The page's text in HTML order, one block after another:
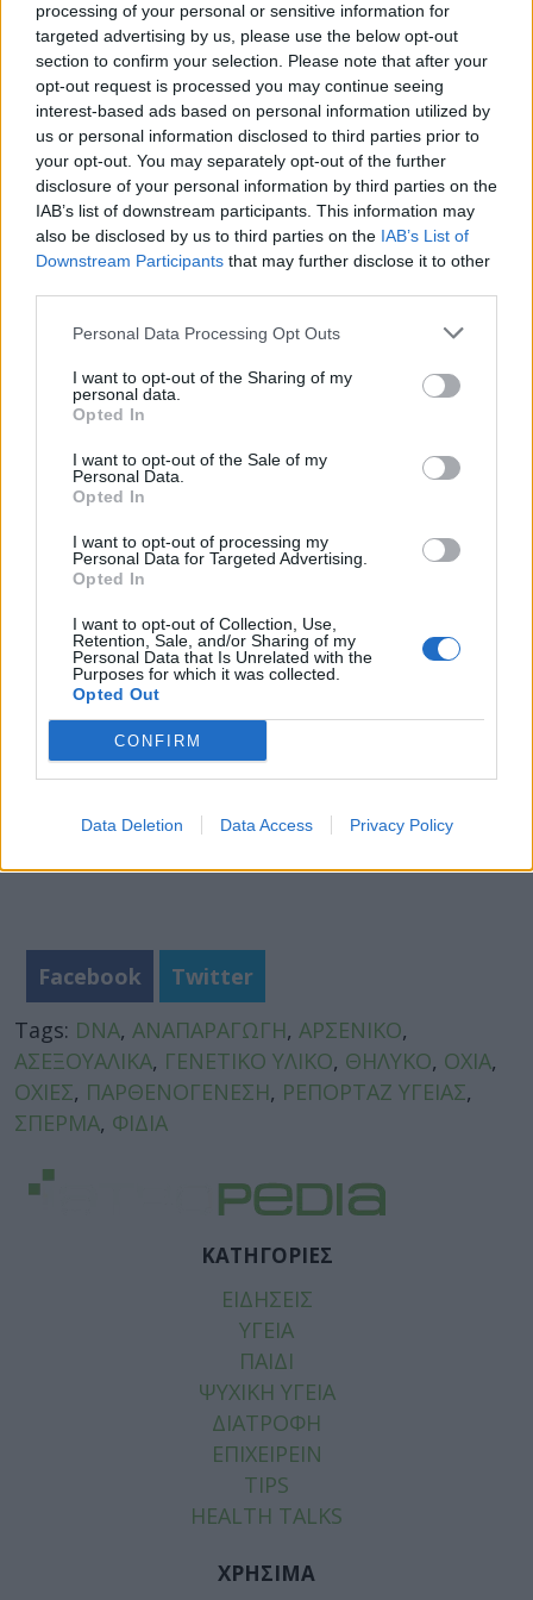
processing of your personal or sensitive information for
targeted advertising by us, please use the below opt-out
section to confirm your selection. Please note that after your
opt-out request is processed you may continue seeing
interest-based ads based on personal information utilized by
us or personal information disclosed to third parties prior to
your opt-out. You may separately opt-out of the further
disclosure of your personal information by third parties on the
IAB’s list of downstream participants. This information may
also be disclosed by us to third parties on the IAB’s List of
Downstream Participants that may further disclose it to other
Personal Data Processing Opt Outs
I want to opt-out of the Sharing of my
personal data.
Opted In
I want to opt-out of the Sale of my
Personal Data.
Opted In
I want to opt-out of processing my
Personal Data for Targeted Advertising.
Opted In
I want to opt-out of Collection, Use,
Retention, Sale, and/or Sharing of my
Personal Data that Is Unrelated with the
Purposes for which it was collected.
Opted Out
CONFIRM
Data Deletion Data Access Privacy Policy
παρθενογένεσης των φιδιών θα επιζήσουν και
θα γεννήσουν κανονικά ή ασεξουαλικά. Στις
περιπτώσεις παρθενογένεσης σε αιχμαλωσία, οι
απόγονοι δεν έχουν συνήθως επιβιώσει.
Οι ερευνητές παρακολουθούν τις ασυνήθιστες
οχιές και σε δύο – τρία χρόνια θα έχουν την
απάντηση, ώστε να δουν αν η παρθενογένεση
αποτελεί ένα είδος εξελικτικού αδιεξόδου σε
αυτή την περίπτωση. Αν όμως οι απόγονοι είναι
υγιείς και αναπαραχθούν κανονικά, τότε θα
αποδειχτεί ότι η επιλογή της ασεξουαλικής
αναπαραγωγής, αντί της σεξουαλικής, μπορεί να
έχει τα δικά της συγκριτικά εξελικτικά
Θεωρείται πάντως απίθανο ότι ανάλογη
πλακούντα, όπου φαίνεται ότι η φυσιολογική
ανάπτυξη των εμβρύων απαιτεί το συνδυασμό
γονιδίων από δύο γονείς.
Facebook
Twitter
Tags: DNA, ΑΝΑΠΑΡΑΓΩΓΗ, ΑΡΣΕΝΙΚΟ,
ΑΣΕΞΟΥΑΛΙΚΑ, ΓΕΝΕΤΙΚΟ ΥΛΙΚΟ, ΘΗΛΥΚΟ, ΟΧΙΑ,
ΟΧΙΕΣ, ΠΑΡΘΕΝΟΓΕΝΕΣΗ, ΡΕΠΟΡΤΑΖ ΥΓΕΙΑΣ,
ΣΠΕΡΜΑ, ΦΙΔΙΑ
ΚΑΤΗΓΟΡΙΕΣ
ΕΙΔΗΣΕΙΣ
ΥΓΕΙΑ
ΠΑΙΔΙ
ΨΥΧΙΚΗ ΥΓΕΙΑ
ΔΙΑΤΡΟΦΗ
ΕΠΙΧΕΙΡΕΙΝ
TIPS
HEALTH TALKS
ΧΡΗΣΙΜΑ